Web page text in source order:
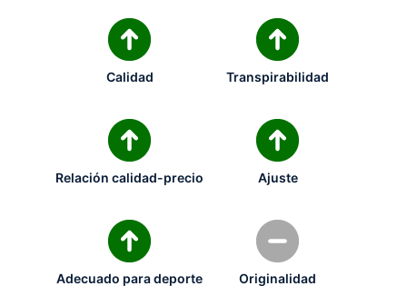
Calidad Transpirabilidad
Relación calidad-precio Ajuste
Adecuado para deporte Originalidad